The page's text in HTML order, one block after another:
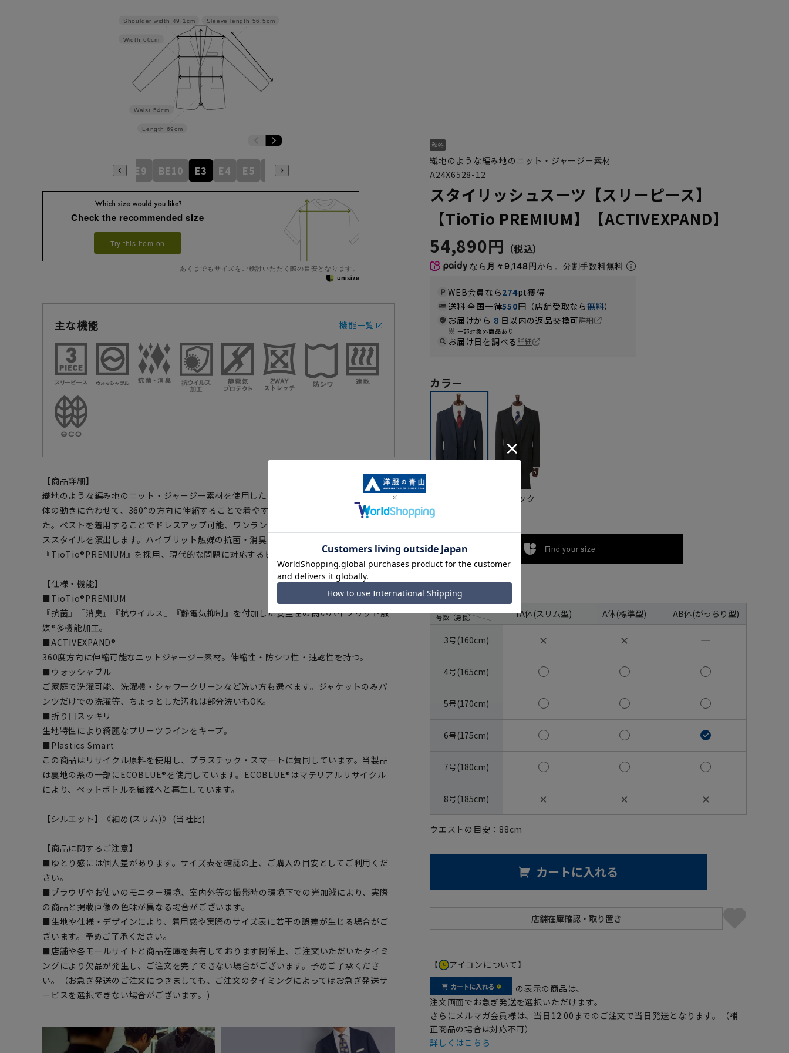
Sleeve length 56.5cm
Length 69cm
Waist 54cm
Width 60cm
Shoulder width 49.1cm
BE8 BE9 BE10 E3 E4 E5 E6 K6 K7
Check the recommended size
Try this item on
あくまでもサイズをご検討いただく際の目安となります。
主な機能 機能一覧
【商品詳細】
織地のような編み地のニット・ジャージー素材を使用したスタイリッシュスーツです。身
体の動きに合わせて、360°の方向に伸縮することで着やすく快適な着用感を実現しまし
た。ベストを着用することでドレスアップ可能、ワンランク上のスタイリッシュなビジネ
ススタイルを演出します。ハイブリット触媒の抗菌・消臭効果を持つ
『TioTio®PREMIUM』を採用、現代的な問題に対応するビジネススーツです。
【仕様・機能】
■TioTio®PREMIUM
『抗菌』『消臭』『抗ウイルス』『静電気抑制』を付加した安全性の高いハイブリット触
媒®多機能加工。
■ACTIVEXPAND®
360度方向に伸縮可能なニットジャージー素材。伸縮性・防シワ性・速乾性を持つ。
■ウォッシャブル
ご家庭で洗濯可能、洗濯機・シャワークリーンなど洗い方も選べます。ジャケットのみパ
ンツだけでの洗濯等、ちょっとした汚れは部分洗いもOK。
■折り目スッキリ
生地特性により綺麗なプリーツラインをキープ。
■Plastics Smart
この商品はリサイクル原料を使用し、プラスチック・スマートに賛同しています。当製品
は裏地の糸の一部にECOBLUE®を使用しています。ECOBLUE®はマテリアルリサイクル
により、ペットボトルを繊維へと再生しています。
【シルエット】《細め(スリム)》 (当社比)
【商品に関するご注意】
■ゆとり感には個人差があります。サイズ表を確認の上、ご購入の目安としてご利用くだ
さい。
■ブラウザやお使いのモニター環境、室内外等の撮影時の環境下での光加減により、実際
の商品と掲載画像の色味が異なる場合がございます。
■生地や仕様・デザインにより、着用感や実際のサイズ表に若干の誤差が生じる場合がご
ざいます。予めご了承ください。
■店舗や各モールサイトと商品在庫を共有しております関係上、ご注文いただいたタイミ
ングにより欠品が発生し、ご注文を完了できない場合がございます。予めご了承くださ
い。（お急ぎ発送のご注文につきましても、ご注文のタイミングによってはお急ぎ発送サ
ービスを選択できない場合がございます。)
織地のような編み地のニット・ジャージー素材
A24X6528-12
スタイリッシュスーツ【スリーピース】
【TioTio PREMIUM】【ACTIVEXPAND】
54,890円
なら 月々9,148円から。分割手数料無料
WEB会員なら274pt獲得
送料 全国一律550円（店舗受取なら無料）
お届けから 8 日以内の返品交換可詳細
一部対象外商品あり
お届け日を調べる詳細
カラー
ブラック
Find your size
サイズ
号数（身長） YA体(スリム型) A体(標準型) AB体(がっちり型)
3号(160cm) ✕ ✕ ―
4号(165cm)
5号(170cm)
6号(175cm)
7号(180cm)
8号(185cm) ✕ ✕ ✕
ウエストの目安： 88cm
カートに入れる
【 アイコンについて】
の表示の商品は、
注文画面でお急ぎ発送を選択いただけます。
さらにメルマガ会員様は、当日12:00までのご注文で当日発送となります。（補
正商品の場合は対応不可）
詳しくはこちら